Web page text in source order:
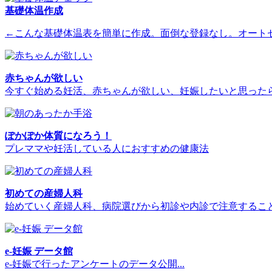
基礎体温作成
←こんな基礎体温表を簡単に作成。面倒な登録なし。オート
赤ちゃんが欲しい
今すぐ始める妊活、赤ちゃんが欲しい、妊娠したいと思った
ぽかぽか体質になろう！
プレママや妊活している人におすすめの健康法
初めての産婦人科
始めていく産婦人科、病院選びから初診や内診で注意するこ
e-妊娠 データ館
e-妊娠で行ったアンケートのデータ公開...